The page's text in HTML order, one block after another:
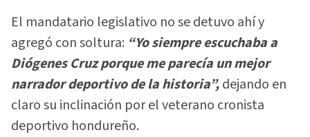
El mandatario legislativo no se detuvo ahí y
agregó con soltura: “Yo siempre escuchaba a
Diógenes Cruz porque me parecía un mejor
narrador deportivo de la historia”,dejando en
claro su inclinación por el veterano cronista
deportivo hondureño.